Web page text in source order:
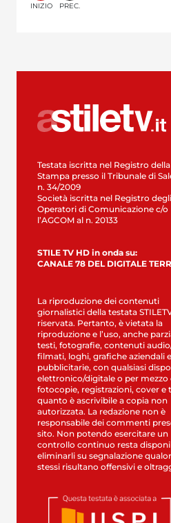
INIZIO PREC.
Testata iscritta nel Registro della
Stampa presso il Tribunale di
n. 34/2009
Società iscritta nel Registro degli
Operatori di Comunicazione c/o
l’AGCOM al n. 20133
STILE TV HD in onda su:
CANALE 78 DEL DIGITALE
La riproduzione dei contenuti
giornalistici della testata
riservata. Pertanto, è vietata la
riproduzione e l’uso, anche
testi, fotografie, contenuti
filmati, loghi, grafiche aziendali e
pubblicitarie, con qualsiasi
elettronico/digitale o per mezzo
fotocopie, registrazioni, cover e
quanto è ascrivibile a copia non
autorizzata. La redazione non è
responsabile dei commenti
sito. Non potendo esercitare un
controllo continuo resta
eliminarli su segnalazione
stessi risultano offensivi e